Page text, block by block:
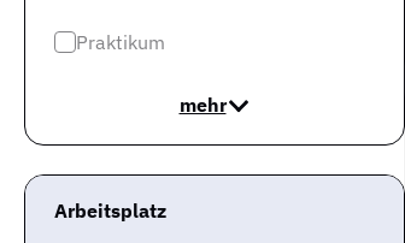
Praktikum
mehr
Arbeitsplatz